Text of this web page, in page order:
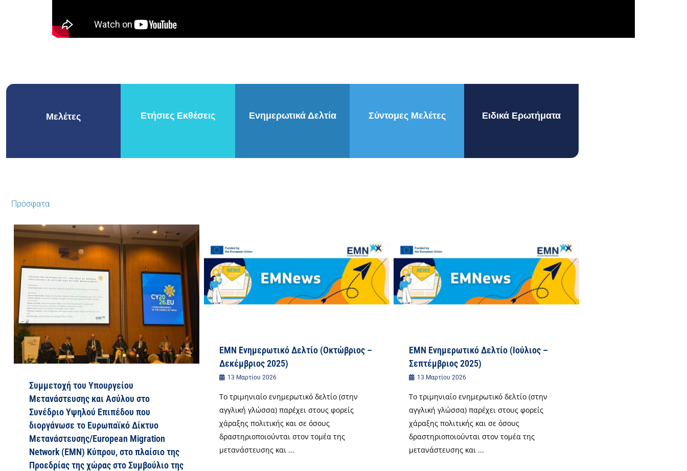
Μελέτες Ετήσιες Εκθέσεις Ενημερωτικά Δελτία Σύντομες Μελέτες Ειδικά Ερωτήματα
Πρόσφατα
Συμμετοχή του Υπουργείου
Μετανάστευσης και Ασύλου στο
Συνέδριο Υψηλού Επιπέδου που
διοργάνωσε το Ευρωπαϊκό Δίκτυο
Μετανάστευσης/European Migration
Network (EΜΝ) Κύπρου, στο πλαίσιο της
Προεδρίας της χώρας στο Συμβούλιο της
EMN Ενημερωτικό Δελτίο (Οκτώβριος –
Δεκέμβριος 2025)
13 Μαρτίου 2026
Το τριμηνιαίο ενημερωτικό δελτίο (στην
αγγλική γλώσσα) παρέχει στους φορείς
χάραξης πολιτικής και σε όσους
δραστηριοποιούνται στον τομέα της
μετανάστευσης και ...
EMN Ενημερωτικό Δελτίο (Ιούλιος –
Σεπτέμβριος 2025)
13 Μαρτίου 2026
Το τριμηνιαίο ενημερωτικό δελτίο (στην
αγγλική γλώσσα) παρέχει στους φορείς
χάραξης πολιτικής και σε όσους
δραστηριοποιούνται στον τομέα της
μετανάστευσης και ...